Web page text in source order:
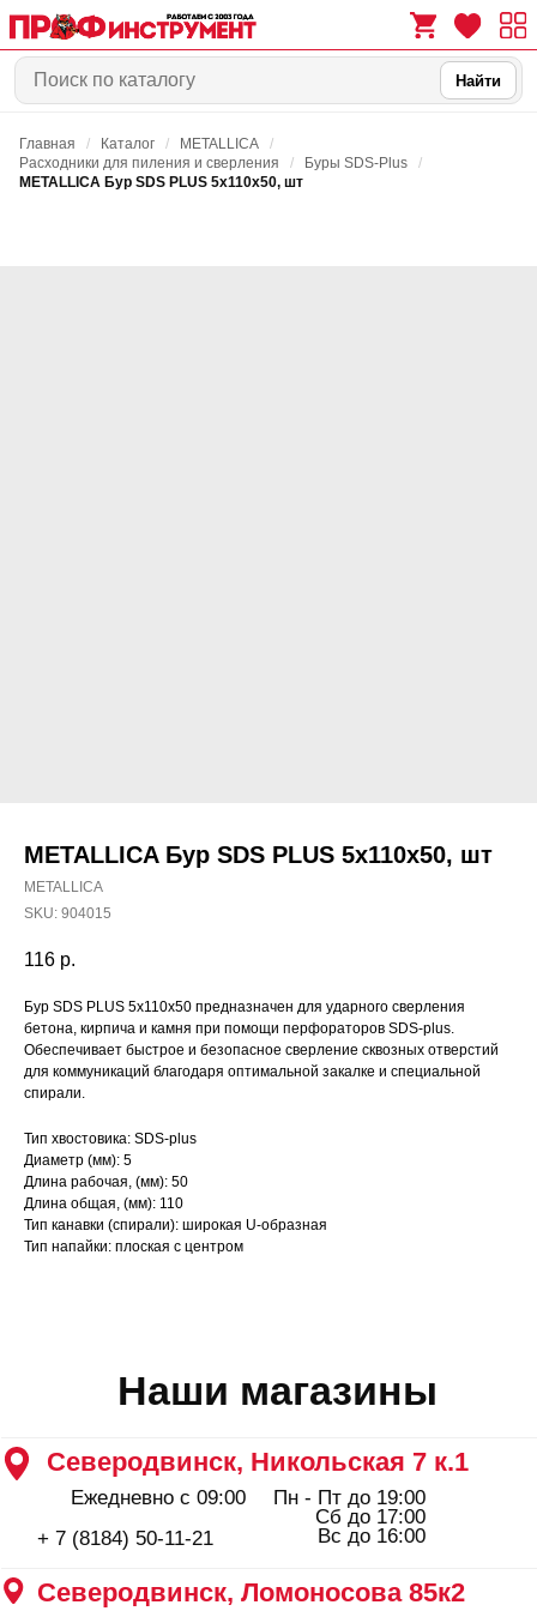
0
Найти
Главная / Каталог / METALLICA
/
Расходники для пиления и сверления
/ Буры SDS-Plus
/
METALLICA Бур SDS PLUS 5х110х50, шт
METALLICA Бур SDS PLUS 5х110х50, шт
METALLICA
SKU: 904015
116 р.
Бур SDS PLUS 5х110х50 предназначен для ударного сверления
бетона, кирпича и камня при помощи перфораторов SDS-plus.
Обеспечивает быстрое и безопасное сверление сквозных отверстий
для коммуникаций благодаря оптимальной закалке и специальной
спирали.
Тип хвостовика: SDS-plus
Диаметр (мм): 5
Длина рабочая, (мм): 50
Длина общая, (мм): 110
Тип канавки (спирали): широкая U-образная
Тип напайки: плоская с центром
Наши магазины
Архангельск, Урицкого 50 к.1
Северодвинск, Ломоносова 85к2
Северодвинск, Никольская 7 к.1
Ежедневно с 09:00 Пн - Пт до 19:00
Пн - Пт 09:00 - 19:00
Сб - Вс 10:00 - 18:00
Пн - Пт 09:00 - 19:00
+ 7 (8184) 50-11-21
+ 7 (911) 562-83-03